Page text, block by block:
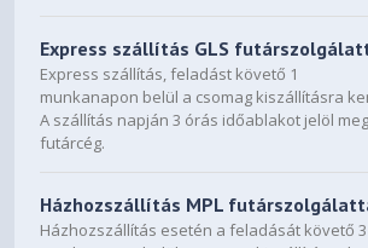
Express szállítás GLS
Express szállítás, feladást követő 1
munkanapon belül a csomag kiszállításra
A szállítás napján 3 órás időablakot jelöl
futárcég.
Házhozszállítás MPL
Házhozszállítás esetén a feladását követő 3